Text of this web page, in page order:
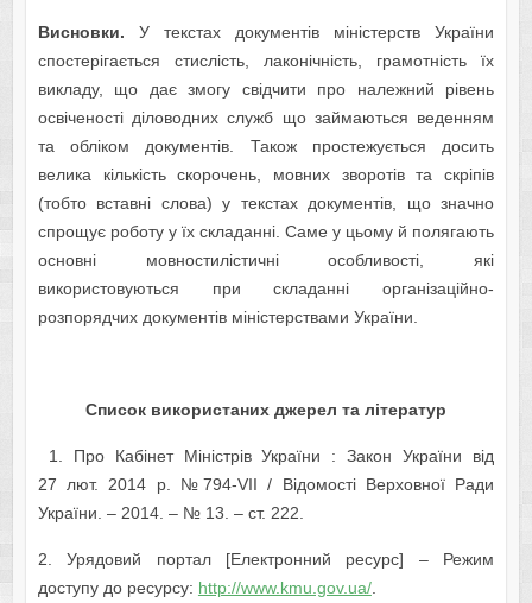
Висновки. У текстах документів міністерств України
спостерігається стислість, лаконічність, грамотність їх
викладу, що дає змогу свідчити про належний рівень
освіченості діловодних служб що займаються веденням
та обліком документів. Також простежується досить
велика кількість скорочень, мовних зворотів та скріпів
(тобто вставні слова) у текстах документів, що значно
спрощує роботу у їх складанні. Саме у цьому й полягають
основні мовностилістичні особливості, які
використовуються при складанні організаційно-
розпорядчих документів міністерствами України.
Список використаних джерел та літератур
1. Про Кабінет Міністрів України : Закон України від
27 лют. 2014 р. №794-VІІ / Відомості Верховної Ради
України. – 2014. – № 13. – ст. 222.
2. Урядовий портал [Електронний ресурс] – Режим
доступу до ресурсу: http://www.kmu.gov.ua/.